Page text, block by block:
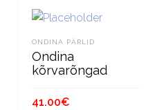
ONDINA PÄRLID
Ondina
kõrvarõngad
41.00€